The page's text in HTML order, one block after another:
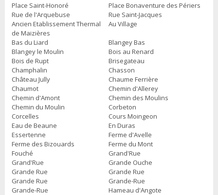
Place Saint-Honoré
Place Bonaventure des Périers
Rue de l'Arquebuse
Rue Saint-Jacques
Ancien Etablissement Thermal
de Maizières
Au Village
Bas du Liard
Blangey Bas
Blangey le Moulin
Bois au Renard
Bois de Rupt
Brisegateau
Champhalin
Chasson
Château Jully
Chaume Ferrière
Chaumot
Chemin d'Allerey
Chemin d'Amont
Chemin des Moulins
Chemin du Moulin
Corbeton
Corcelles
Cours Moingeon
Eau de Beaune
En Duras
Essertenne
Ferme d'Avelle
Ferme des Bizouards
Ferme du Mont
Fouché
Grand'Rue
Grand'Rue
Grande Ouche
Grande Rue
Grande Rue
Grande Rue
Grande-Rue
Grande-Rue
Hameau d'Angote